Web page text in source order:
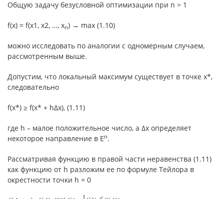
Общую задачу безусловной оптимизации при n > 1
f(x) = f(x1, x2, …, xn) → max (1.10)
можно исследовать по аналогии c одномерным случаем,
рассмотренным выше.
Допустим, что локальный максимум существует в точке x*,
следовательно
f(x*) ≥ f(x* + hΔx), (1.11)
где h – малое положительное число, а Δx определяет
некоторое направление в Еn.
Рассматривая функцию в правой части неравенства (1.11)
как функцию от h разложим ее по формуле Тейлора в
окрестности точки h = 0